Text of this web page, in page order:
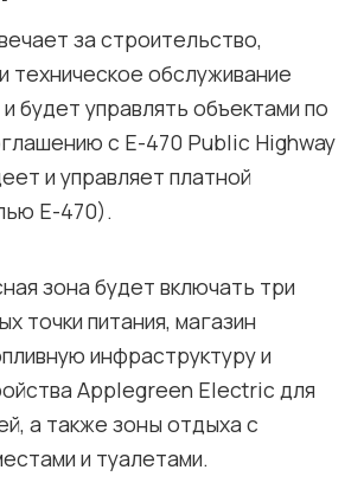
за строительство,
техническое обслуживание
будет управлять объектами по
с E-470 Public Highway
и управляет платной
E-470).
зона будет включать три
точки питания, магазин
инфраструктуру и
Applegreen Electric для
а также зоны отдыха с
и туалетами.